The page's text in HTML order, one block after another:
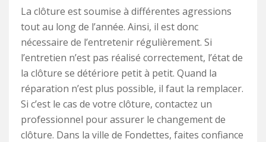
La clôture est soumise à différentes agressions
tout au long de l’année. Ainsi, il est donc
nécessaire de l’entretenir régulièrement. Si
l’entretien n’est pas réalisé correctement, l’état de
la clôture se détériore petit à petit. Quand la
réparation n’est plus possible, il faut la remplacer.
Si c’est le cas de votre clôture, contactez un
professionnel pour assurer le changement de
clôture. Dans la ville de Fondettes, faites confiance